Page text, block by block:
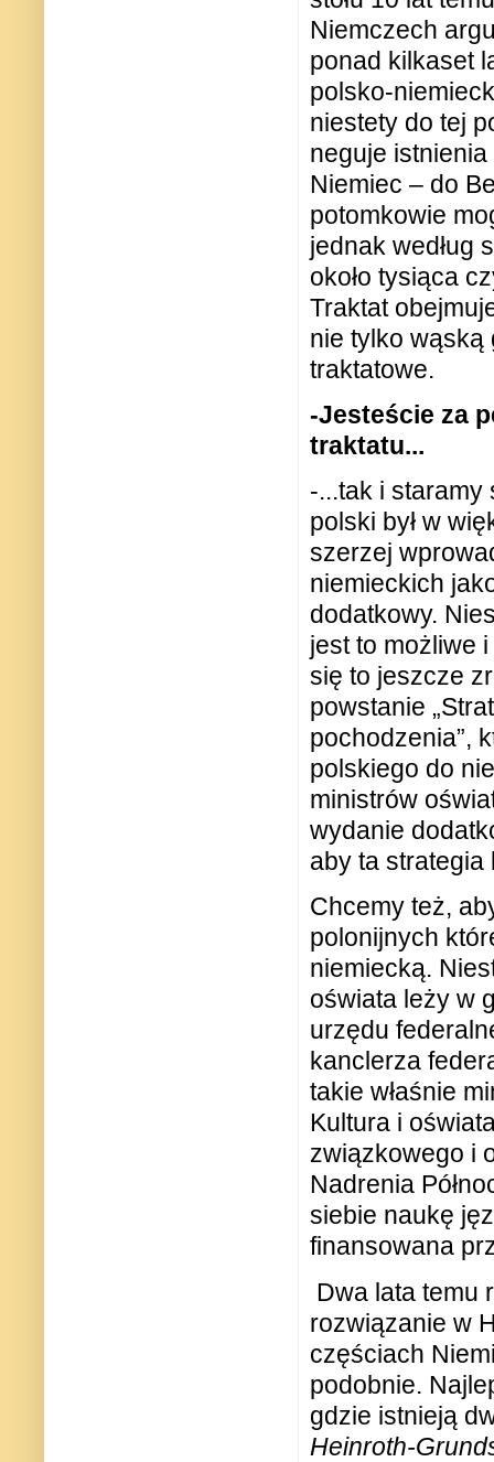
Niemczech
ponad kilkaset
polsko-
niestety do tej
neguje istnienia
Niemiec – do
potomkowie
jednak według
około tysiąca
Traktat
nie tylko wąską
traktatowe.
-Jesteście za
traktatu...
-...tak i staramy
polski był w
szerzej
niemieckich
dodatkowy.
jest to możliwe
się to jeszcze
powstanie
pochodzenia”,
polskiego do
ministrów
wydanie
aby ta strategia
Chcemy też,
polonijnych
niemiecką.
oświata leży w
urzędu
kanclerza
takie właśnie
Kultura i
związkowego i
Nadrenia
siebie naukę
finansowana
Dwa lata temu
rozwiązanie w
częściach
podobnie.
gdzie istnieją
Heinroth-